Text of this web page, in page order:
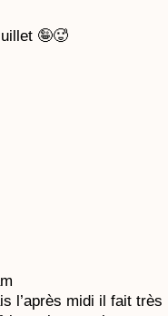
🤪🥵
l’après midi il fait très